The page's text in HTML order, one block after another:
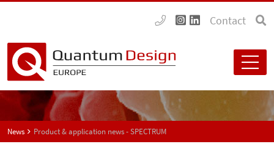
Contact
News Product & application news - SPECTRUM